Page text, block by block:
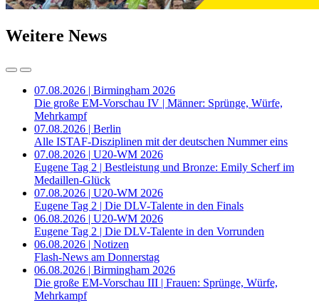
Weitere News
07.08.2026 | Birmingham 2026
Die große EM-Vorschau IV | Männer: Sprünge, Würfe,
Mehrkampf
07.08.2026 | Berlin
Alle ISTAF-Disziplinen mit der deutschen Nummer eins
07.08.2026 | U20-WM 2026
Eugene Tag 2 | Bestleistung und Bronze: Emily Scherf im
Medaillen-Glück
07.08.2026 | U20-WM 2026
Eugene Tag 2 | Die DLV-Talente in den Finals
06.08.2026 | U20-WM 2026
Eugene Tag 2 | Die DLV-Talente in den Vorrunden
06.08.2026 | Notizen
Flash-News am Donnerstag
06.08.2026 | Birmingham 2026
Die große EM-Vorschau III | Frauen: Sprünge, Würfe,
Mehrkampf